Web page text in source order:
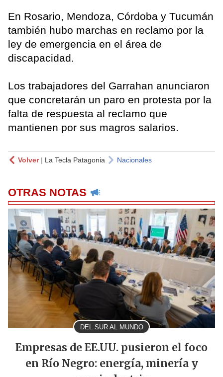
En Rosario, Mendoza, Córdoba y Tucumán
también hubo marchas en reclamo por la
ley de emergencia en el área de
discapacidad.
Los trabajadores del Garrahan anunciaron
que concretarán un paro en protesta por la
falta de respuesta al reclamo que
mantienen por sus magros salarios.
Volver| La Tecla Patagonia Nacionales
OTRAS NOTAS
DEL SUR AL MUNDO
Empresas de EE.UU. pusieron el foco
en Río Negro: energía, minería y